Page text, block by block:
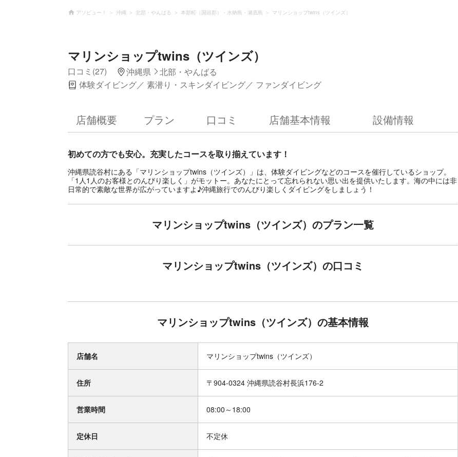
アソビュー！ 沖縄 北部・やんばる 本部町（国頭郡）・水納島・瀬底島 マリンショップtwins（ツインズ）
マリンショップtwins（ツインズ）
口コミ(27) 沖縄県
北部・やんばる
体験ダイビング
素潜り・スキンダイビング ファンダイビング
店舗概要 プラン 口コミ 店舗基本情報 設備情報
初めての方でも安心。充実したコースを取り揃えています！
沖縄県読谷村にある「マリンショップtwins（ツインズ）」は、体験ダイビングなどのコースを催行しているショップ。
「1人1人のお客様とのんびり楽しく」がモットー。あなたにとって忘れられない思い出を提供いたします。海の中には非
日常的で素敵な世界が広がっていますよ♪沖縄旅行でのんびり楽しくダイビングをしましょう！
マリンショップtwins（ツインズ）のプラン一覧
マリンショップtwins（ツインズ）の口コミ
マリンショップtwins（ツインズ）の基本情報
店舗名 マリンショップtwins（ツインズ）
住所 〒904-0324 沖縄県読谷村長浜176-2
営業時間 08:00～18:00
定休日 不定休